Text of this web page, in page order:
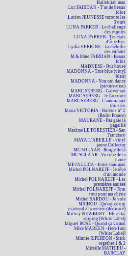
Halleluiah man
Luc FAIRDAN - T'as de beaux
lolos
Lucien JEUNESSE raconte les
3 ours
LUNA PARKER - Le challenge
des espoirs
LUNA PARKER - Tes états
d'âme Eric
Lydia VERKINE - La mélodie
des enfants
M & Mme FAIRDAN - Beaux
lolos
MADNESS - Our house
MADONNA - True blue (vinyl
bleu)
MADONNA - You can dance
(picture-disc)
MARC SEBERG - Galver'ran
MARC SEBERG - Je t'accorde
MARC SEBERG - L'amour aux
trousses
Maria VICTORIA - Boléros n° 2
(Radio France)
MAURANE - Pas gaie la
pagaille
Maxime LE FORESTIER - San
Francisco
MAYA L'ABEILLE - vinyl
jaune Collector
MC SOLAAR - Bouge de là
MC SOLAAR - Victime de la
mode
METALLICA - Enter sandman
Michel POLNAREFF - Je rêve
d'un monde
Michel POLNAREFF - Les
premières années
Michel POLNAREFF - Tout
tout pour ma chérie
Michel SARDOU - Je vole
MICHOU - Qu'est-ce qui
m'attend à la rentrée (dédicacé)
Mickey NEWBURY - Blue sky
shining [White Label]
Miguel BOSÉ - Quand ça va mal
Mike MAREEN - Here I am
[White Label]
Minnie RIPERTON - Stick
together 1 & 2
Mireille MATHIEU -
BARCLAY